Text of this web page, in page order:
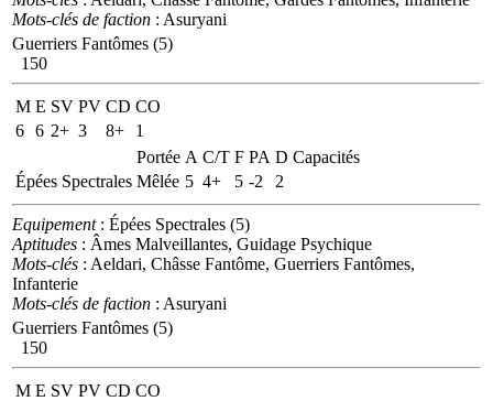
Mots-clés de faction : Asuryani
Guerriers Fantômes (5)
150
M E SV PV CD CO
6 6 2+ 3 8+
1
Portée A C/T F PA D Capacités
Épées Spectrales Mêlée 5 4+ 5 -2 2
Equipement: Épées Spectrales (5)
Aptitudes : Âmes Malveillantes, Guidage Psychique
Mots-clés : Aeldari, Châsse Fantôme, Guerriers Fantômes,
Infanterie
Mots-clés de faction : Asuryani
Guerriers Fantômes (5)
150
M E SV PV CD CO